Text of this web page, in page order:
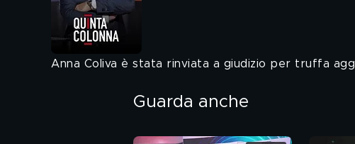
Anna Coliva è stata rinviata a giudizio per truffa
Guarda anche